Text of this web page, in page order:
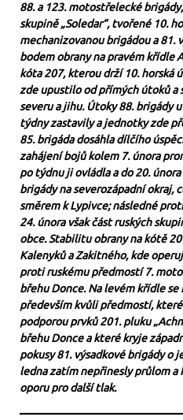
88. a 123. motostřelecké
skupině „Soledar“, tvořené 10.
mechanizovanou brigádou a 81.
bodem obrany na pravém křídle
kóta 207, kterou drží 10. horská
zde upustilo od přímých útoků a
severu a jihu. Útoky 88. brigády
týdny zastavily a jednotky zde
85. brigáda dosáhla dílčího
zahájení bojů kolem 7. února
po týdnu ji ovládla a do 20.
brigády na severozápadní okraj,
směrem k Lypivce; následné
24. února však část ruských
obce. Stabilitu obrany na kótě
Kalenyků a Zakitného, kde
proti ruskému předmostí 7.
břehu Donce. Na levém křídle se
především kvůli předmostí,
podporou prvků 201. pluku
břehu Donce a které kryje
pokusy 81. výsadkové brigády o
ledna zatím nepřinesly průlom a
oporu pro další tlak.